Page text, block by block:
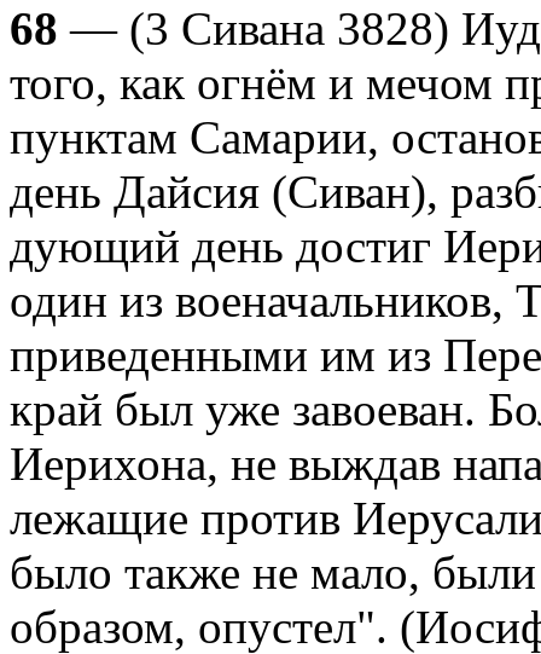
68 — (3 Сивана 3828)
того, как огнём и мечом
пунктам Самарии,
день Дайсия (Сиван),
дующий день достиг
один из военачальников,
приведенными им из
край был уже завоеван.
Иерихона, не выждав
лежащие против
было также не мало,
образом, опустел".